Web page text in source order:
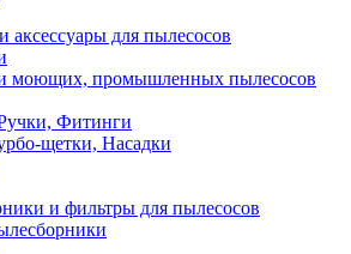
аксессуары для пылесосов
моющих, промышленных пылесосов
Фитинги
щетки, Насадки
и фильтры для пылесосов